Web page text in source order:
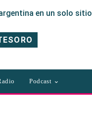
en un solo sitio
Podcast